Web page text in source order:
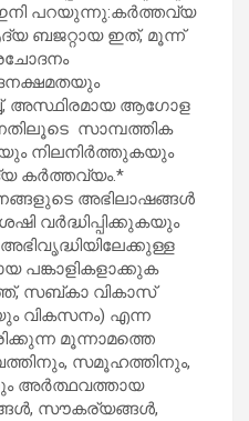
പറയുന്നു:കർത്തവ്യ
ബജറ്റായ ഇത്, മൂന്ന്
അസ്ഥിരമായ ആഗോള
സാമ്പത്തിക
നിലനിർത്തുകയും
കർത്തവ്യം.*
അഭിലാഷങ്ങൾ
വർദ്ധിപ്പിക്കുകയും
പങ്കാളികളാക്കുക
സബ്കാ വികാസ്
വികസനം) എന്ന
മൂന്നാമത്തെ
സമൂഹത്തിനും,
അർത്ഥവത്തായ
സൗകര്യങ്ങൾ,